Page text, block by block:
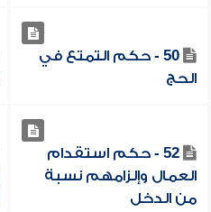
50 - حكم التمتع في
الحج
52 - حكم استقدام
العمال وإلزامهم نسبة
من الدخل